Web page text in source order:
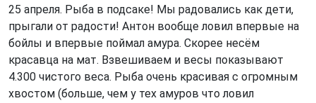
25 апреля. Рыба в подсаке! Мы радовались как дети,
прыгали от радости! Антон вообще ловил впервые на
бойлы и впервые поймал амура. Скорее несём
красавца на мат. Взвешиваем и весы показывают
4.300 чистого веса. Рыба очень красивая с огромным
хвостом (больше, чем у тех амуров что ловил